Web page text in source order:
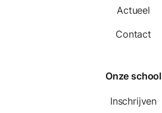
Actueel
Contact
Onze school
Inschrijven